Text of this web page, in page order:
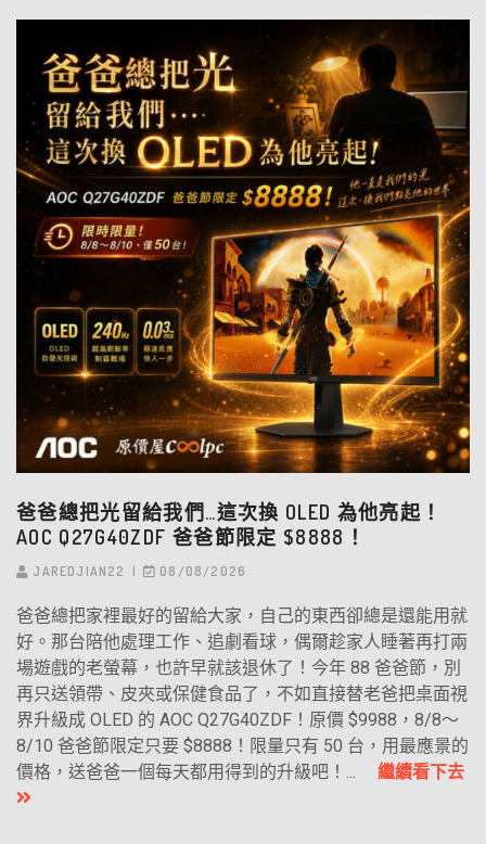
爸爸總把光留給我們…這次換 OLED 為他亮起！
AOC Q27G40ZDF 爸爸節限定 $8888！
JAREDJIAN22 08/08/2026
爸爸總把家裡最好的留給大家，自己的東西卻總是還能用就
好。那台陪他處理工作、追劇看球，偶爾趁家人睡著再打兩
場遊戲的老螢幕，也許早就該退休了！今年 88 爸爸節，別
再只送領帶、皮夾或保健食品了，不如直接替老爸把桌面視
界升級成 OLED 的 AOC Q27G40ZDF！原價 $9988，8/8～
8/10 爸爸節限定只要 $8888！限量只有 50 台，用最應景的
價格，送爸爸一個每天都用得到的升級吧！... 繼續看下去